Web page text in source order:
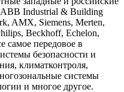
Industrial & Building
AMX, Siemens, Merten,
Beckhoff, Echelon,
передовое в
безопасности и
климат­контроля,
системы
и многое другое.